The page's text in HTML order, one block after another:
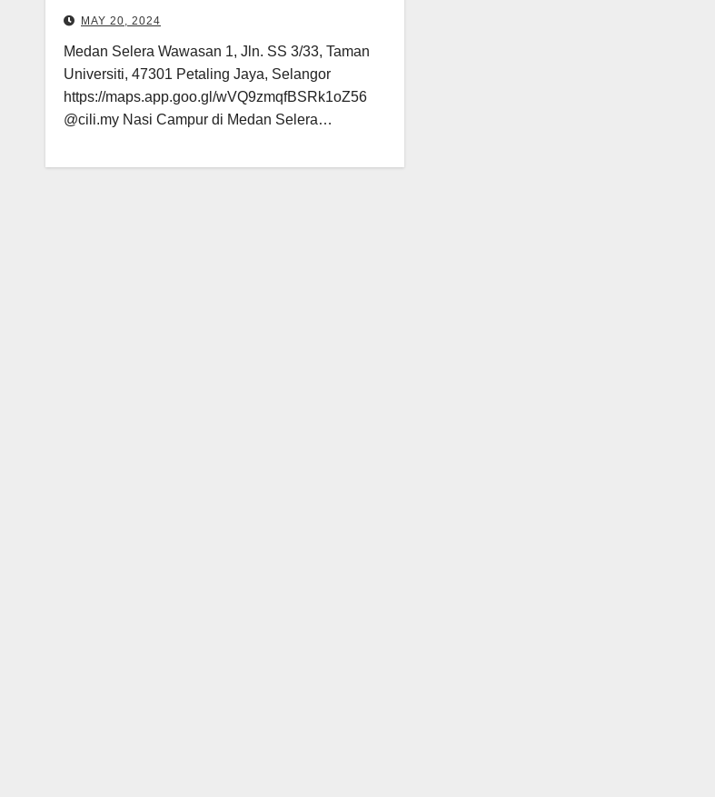
MAY 20, 2024
Medan Selera Wawasan 1, Jln. SS 3/33, Taman
Universiti, 47301 Petaling Jaya, Selangor
https://maps.app.goo.gl/wVQ9zmqfBSRk1oZ56
@cili.my Nasi Campur di Medan Selera…